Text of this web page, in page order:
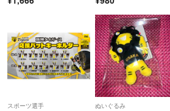
スポーツ選手 ぬいぐるみ